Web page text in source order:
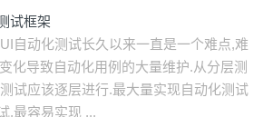
试框架
自动化测试长久以来一直是一个难点,难
化导致自动化用例的大量维护.从分层测
试应该逐层进行.最大量实现自动化测试
,最容易实现 ...